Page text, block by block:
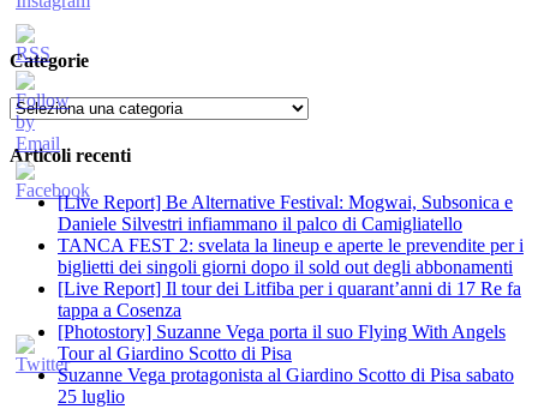
Categorie
Categorie
Articoli recenti
[Live Report] Be Alternative Festival: Mogwai, Subsonica e
Daniele Silvestri infiammano il palco di Camigliatello
TANCA FEST 2: svelata la lineup e aperte le prevendite per i
biglietti dei singoli giorni dopo il sold out degli abbonamenti
[Live Report] Il tour dei Litfiba per i quarant’anni di 17 Re fa
tappa a Cosenza
[Photostory] Suzanne Vega porta il suo Flying With Angels
Tour al Giardino Scotto di Pisa
Suzanne Vega protagonista al Giardino Scotto di Pisa sabato
25 luglio